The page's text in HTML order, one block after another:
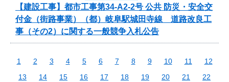
【建設工事】都市工事第34-A2-2号 公共 防災・安全交
付金（街路事業）（都）岐阜駅城田寺線 道路改良工
事（その2）に関する一般競争入札公告
1 2 3 4 5 6 7 8 9 10 11
12
13
14 15 16 17 18 19 20 21
22